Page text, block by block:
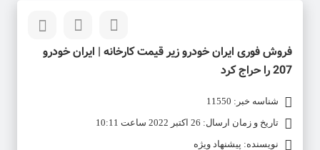
فروش فوری ایران خودرو زیر قیمت کارخانه | ایران خودرو
207 را حراج کرد
شناسه خبر: 11550
تاریخ و زمان ارسال: 26 اکتبر 2022 ساعت 10:11
نویسنده: پیشنهاد ویژه